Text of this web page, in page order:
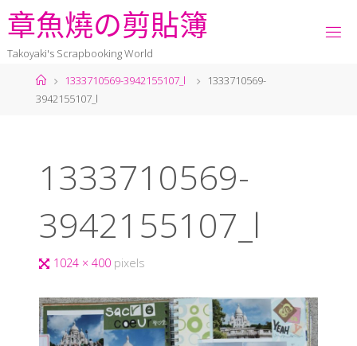
章魚燒の剪貼簿
Takoyaki's Scrapbooking World
1333710569-3942155107_l
1333710569-
3942155107_l
1333710569-
3942155107_l
1024 × 400 pixels